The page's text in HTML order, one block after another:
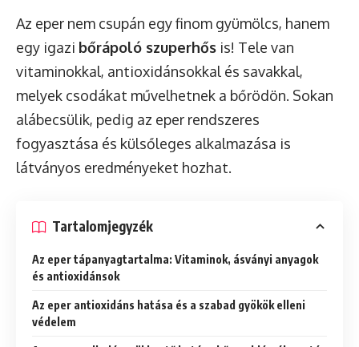
Az eper nem csupán egy finom gyümölcs, hanem
egy igazi bőrápoló szuperhős is! Tele van
vitaminokkal, antioxidánsokkal és savakkal,
melyek csodákat művelhetnek a bőrödön. Sokan
alábecsülik, pedig az eper rendszeres
fogyasztása és külsőleges alkalmazása is
látványos eredményeket hozhat.
Tartalomjegyzék
Az eper tápanyagtartalma: Vitaminok, ásványi anyagok
és antioxidánsok
Az eper antioxidáns hatása és a szabad gyökök elleni
védelem